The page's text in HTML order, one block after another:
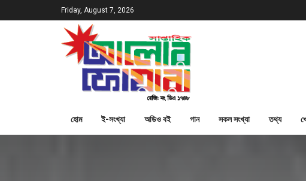
Friday, August 7, 2026
হোম ই-সংখ্যা অডিও বই গান সকল সংখ্যা তথ্য